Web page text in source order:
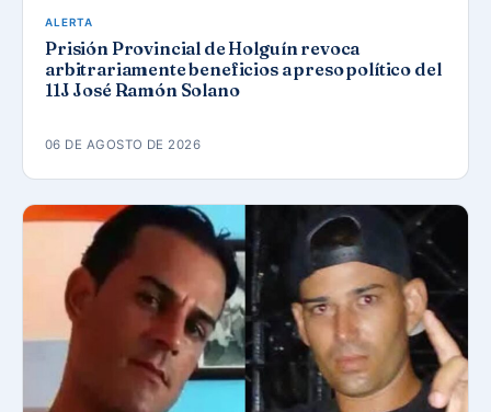
ALERTA
Prisión Provincial de Holguín revoca
arbitrariamente beneficios a preso político del
11J José Ramón Solano
06 DE AGOSTO DE 2026